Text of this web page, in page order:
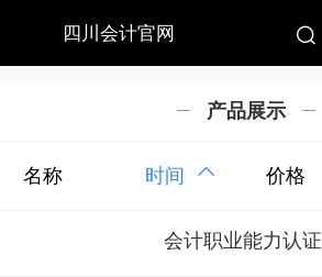
四川会计官网
产品展示
名称 时间 价格
会计职业能力认证